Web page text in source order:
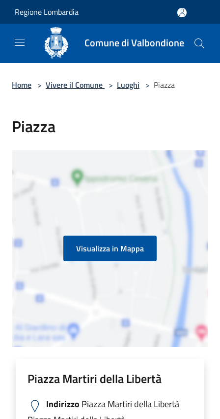
Regione Lombardia
Comune di Valbondione
Home > Vivere il Comune > Luoghi > Piazza
Piazza
Visualizza in Mappa
Piazza Martiri della Libertà
Indirizzo Piazza Martiri della Libertà